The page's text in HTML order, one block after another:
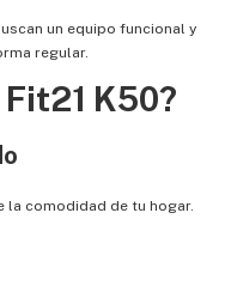
un equipo funcional y
regular.
K50?
la comodidad de tu hogar.